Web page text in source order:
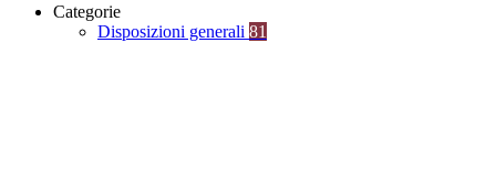
Categorie
Disposizioni generali 81